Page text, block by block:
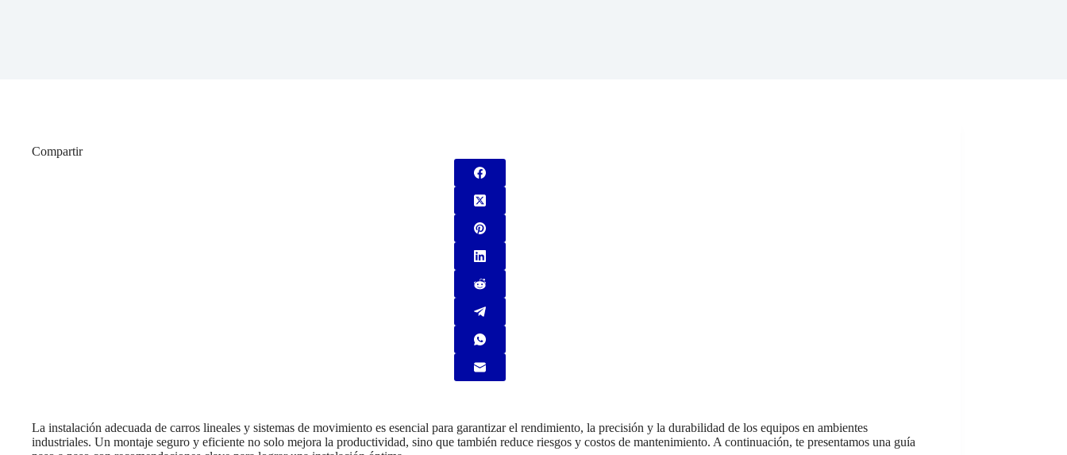
Compartir
La instalación adecuada de carros lineales y sistemas de movimiento es esencial para garantizar el rendimiento, la precisión y la durabilidad de los equipos en ambientes
industriales. Un montaje seguro y eficiente no solo mejora la productividad, sino que también reduce riesgos y costos de mantenimiento. A continuación, te presentamos una guía